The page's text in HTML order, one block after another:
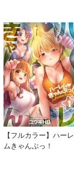
【フルカラー】ハーレ
ムきゃんぷっ！